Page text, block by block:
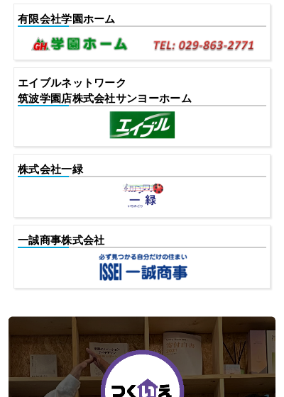
有限会社学園ホーム
エイブルネットワーク
筑波学園店株式会社サンヨーホーム
株式会社一緑
一誠商事株式会社